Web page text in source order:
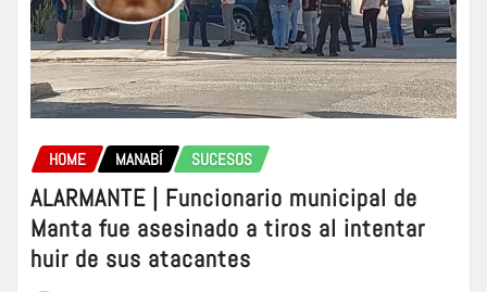
HOME MANABÍ SUCESOS
ALARMANTE | Funcionario municipal de
Manta fue asesinado a tiros al intentar
huir de sus atacantes